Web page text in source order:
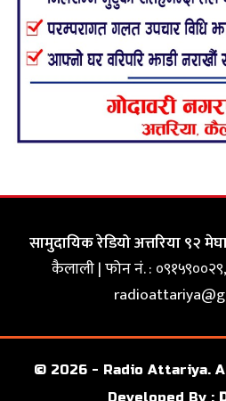
सामुदायिक रेडियो अत्तरिया ९२
कैलाली | फोन नं. :
© 2026 - Radio Attariya.
Developed By :